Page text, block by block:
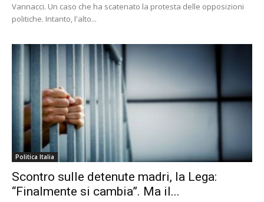
Vannacci. Un caso che ha scatenato la protesta delle opposizioni
politiche. Intanto, l'alto...
Politica Italia
Scontro sulle detenute madri, la Lega:
“Finalmente si cambia”. Ma il...